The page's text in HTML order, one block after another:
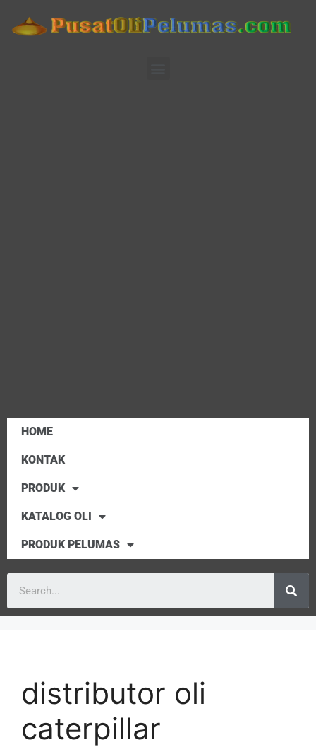
HOME
KONTAK
PRODUK
KATALOG OLI
PRODUK PELUMAS
distributor oli
caterpillar